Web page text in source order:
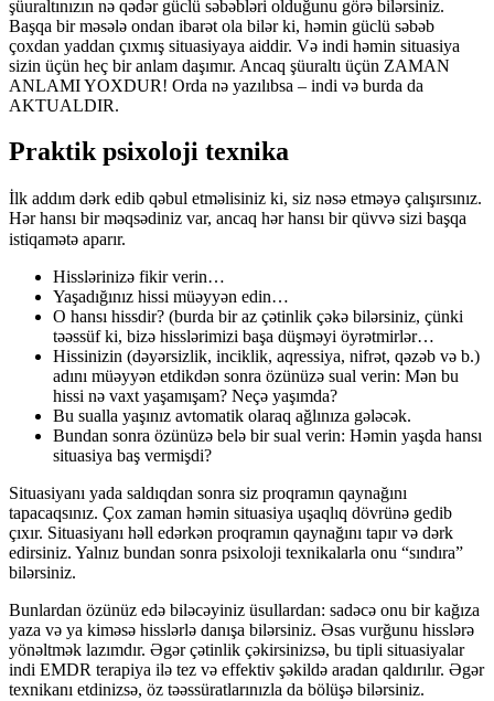
şüuraltınızın nə qədər güclü səbəbləri olduğunu görə bilərsiniz.
Başqa bir məsələ ondan ibarət ola bilər ki, həmin güclü səbəb
çoxdan yaddan çıxmış situasiyaya aiddir. Və indi həmin situasiya
sizin üçün heç bir anlam daşımır. Ancaq şüuraltı üçün ZAMAN
ANLAMI YOXDUR! Orda nə yazılıbsa – indi və burda da
AKTUALDIR.
Praktik psixoloji texnika
İlk addım dərk edib qəbul etməlisiniz ki, siz nəsə etməyə çalışırsınız.
Hər hansı bir məqsədiniz var, ancaq hər hansı bir qüvvə sizi başqa
istiqamətə aparır.⠀
Hisslərinizə fikir verin…
Yaşadığınız hissi müəyyən edin…
O hansı hissdir? (burda bir az çətinlik çəkə bilərsiniz, çünki
təəssüf ki, bizə hisslərimizi başa düşməyi öyrətmirlər…
Hissinizin (dəyərsizlik, inciklik, aqressiya, nifrət, qəzəb və b.)
adını müəyyən etdikdən sonra özünüzə sual verin: Mən bu
hissi nə vaxt yaşamışam? Neçə yaşımda?
Bu sualla yaşınız avtomatik olaraq ağlınıza gələcək.
Bundan sonra özünüzə belə bir sual verin: Həmin yaşda hansı
situasiya baş vermişdi?
Situasiyanı yada saldıqdan sonra siz proqramın qaynağını
tapacaqsınız. Çox zaman həmin situasiya uşaqlıq dövrünə gedib
çıxır. Situasiyanı həll edərkən proqramın qaynağını tapır və dərk
edirsiniz. Yalnız bundan sonra psixoloji texnikalarla onu “sındıra”
bilərsiniz.
Bunlardan özünüz edə biləcəyiniz üsullardan: sadəcə onu bir kağıza
yaza və ya kiməsə hisslərlə danışa bilərsiniz. Əsas vurğunu hisslərə
yönəltmək lazımdır. Əgər çətinlik çəkirsinizsə, bu tipli situasiyalar
indi EMDR terapiya ilə tez və effektiv şəkildə aradan qaldırılır. Əgər
texnikanı etdinizsə, öz təəssüratlarınızla da bölüşə bilərsiniz.